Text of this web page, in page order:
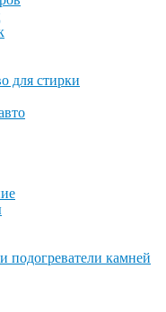
для стирки
подогреватели камней